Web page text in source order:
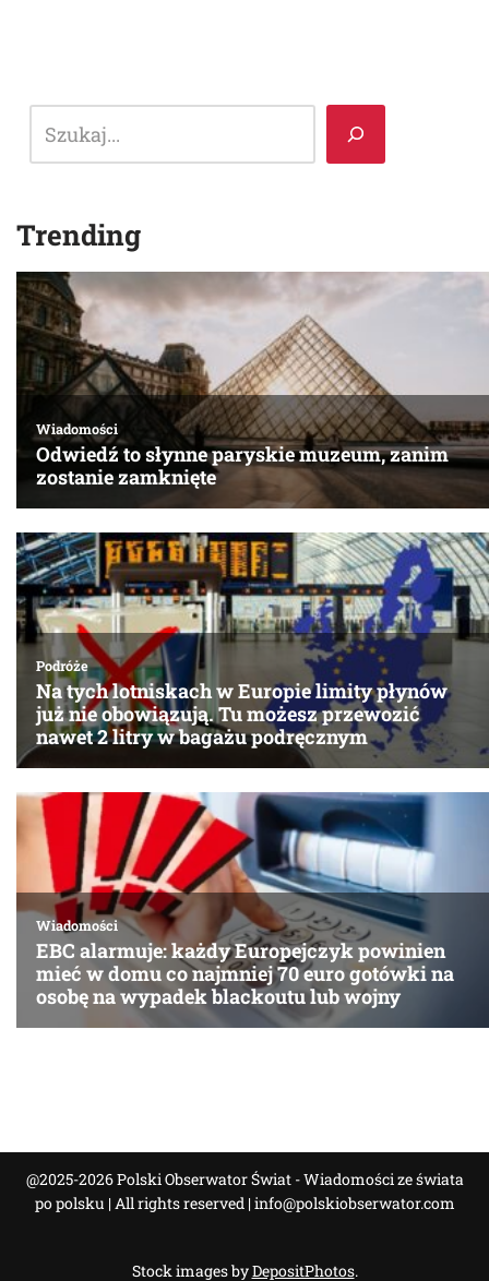
Trending
@2025-2026 Polski Obserwator Świat - Wiadomości ze świata
po polsku | All rights reserved | info@polskiobserwator.com
Stock images byDepositPhotos.